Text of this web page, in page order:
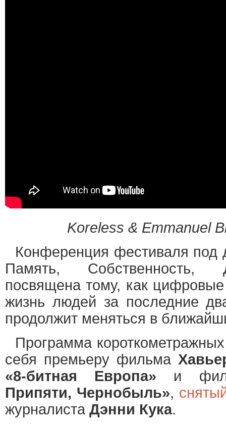
Koreless & Emmanuel
Конференция фестиваля под
Память, Собственность,
посвящена тому, как
жизнь людей за последние
продолжит меняться в
Программа
себя премьеру фильма
«8-битная Европа» и
Припяти, Чернобыль»,
журналиста Дэнни Кука.